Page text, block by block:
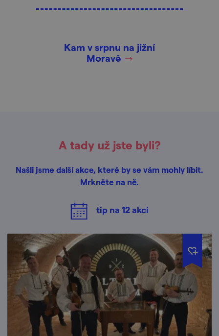
Kam v srpnu na jižní
Moravě
A tady už jste byli?
Našli jsme další akce, které by se vám mohly líbit.
Mrkněte na ně.
tip na 12akcí